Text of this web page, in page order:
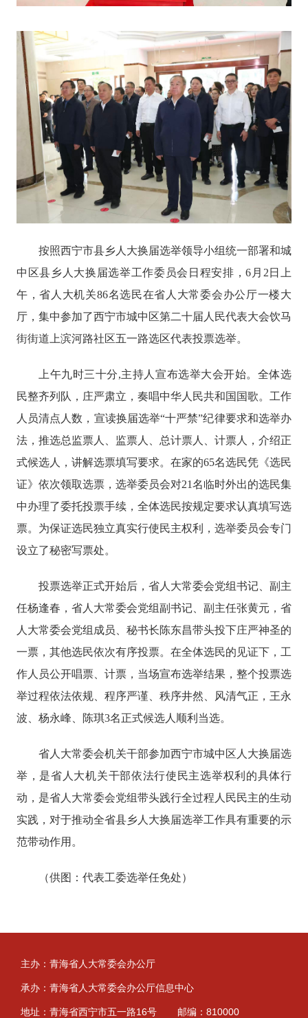
按照西宁市县乡人大换届选举领导小组统一部署和城
中区县乡人大换届选举工作委员会日程安排，6月2日上
午，省人大机关86名选民在省人大常委会办公厅一楼大
厅，集中参加了西宁市城中区第二十届人民代表大会饮马
街街道上滨河路社区五一路选区代表投票选举。
上午九时三十分,主持人宣布选举大会开始。全体选
民整齐列队，庄严肃立，奏唱中华人民共和国国歌。工作
人员清点人数，宣读换届选举“十严禁”纪律要求和选举办
法，推选总监票人、监票人、总计票人、计票人，介绍正
式候选人，讲解选票填写要求。在家的65名选民凭《选民
证》依次领取选票，选举委员会对21名临时外出的选民集
中办理了委托投票手续，全体选民按规定要求认真填写选
票。为保证选民独立真实行使民主权利，选举委员会专门
设立了秘密写票处。
投票选举正式开始后，省人大常委会党组书记、副主
任杨逢春，省人大常委会党组副书记、副主任张黄元，省
人大常委会党组成员、秘书长陈东昌带头投下庄严神圣的
一票，其他选民依次有序投票。在全体选民的见证下，工
作人员公开唱票、计票，当场宣布选举结果，整个投票选
举过程依法依规、程序严谨、秩序井然、风清气正，王永
波、杨永峰、陈琪3名正式候选人顺利当选。
省人大常委会机关干部参加西宁市城中区人大换届选
举，是省人大机关干部依法行使民主选举权利的具体行
动，是省人大常委会党组带头践行全过程人民民主的生动
实践，对于推动全省县乡人大换届选举工作具有重要的示
范带动作用。
（供图： 代表工委选举任免处）
主办：青海省人大常委会办公厅
承办：青海省人大常委会办公厅信息中心
地址：青海省西宁市五一路16号 邮编：810000